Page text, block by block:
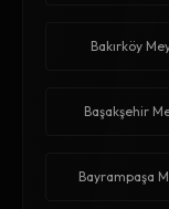
Bakırköy
Başakşehir
Bayrampaşa